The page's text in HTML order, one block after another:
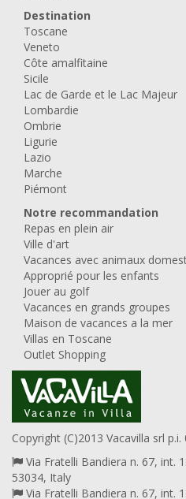
Destination
Toscane
Veneto
Côte amalfitaine
Sicile
Lac de Garde et le Lac Majeur
Lombardie
Ombrie
Ligurie
Lazio
Marche
Piémont
Notre recommandation
Repas en plein air
Ville d'art
Vacances avec animaux
Approprié pour les enfants
Jouer au golf
Vacances en grands groupes
Maison de vacances a la mer
Villas en Toscane
Outlet Shopping
Copyright (C)2013 Vacavilla srl
Via Fratelli Bandiera n. 67, int.
53034, Italy
Via Fratelli Bandiera n. 67, int.